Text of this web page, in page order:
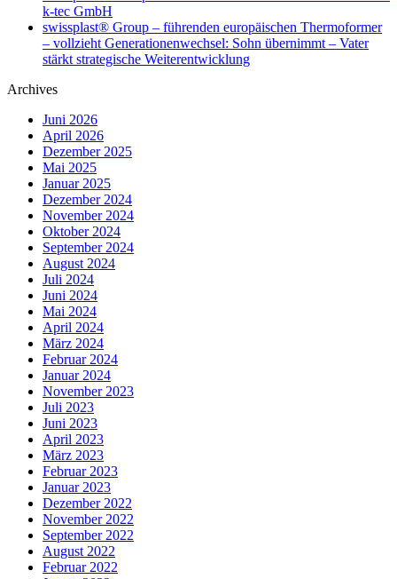
k-tec GmbH
swissplast® Group – führenden europäischen Thermoformer
– vollzieht Generationenwechsel: Sohn übernimmt – Vater
stärkt strategische Weiterentwicklung
Archives
Juni 2026
April 2026
Dezember 2025
Mai 2025
Januar 2025
Dezember 2024
November 2024
Oktober 2024
September 2024
August 2024
Juli 2024
Juni 2024
Mai 2024
April 2024
März 2024
Februar 2024
Januar 2024
November 2023
Juli 2023
Juni 2023
April 2023
März 2023
Februar 2023
Januar 2023
Dezember 2022
November 2022
September 2022
August 2022
Februar 2022